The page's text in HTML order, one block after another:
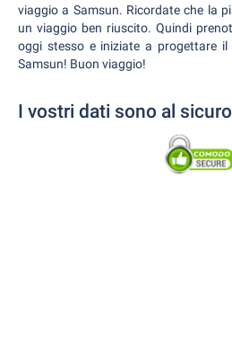
viaggio a Samsun. Ricordate che la
un viaggio ben riuscito. Quindi
oggi stesso e iniziate a progettare
Samsun! Buon viaggio!
I vostri dati sono al